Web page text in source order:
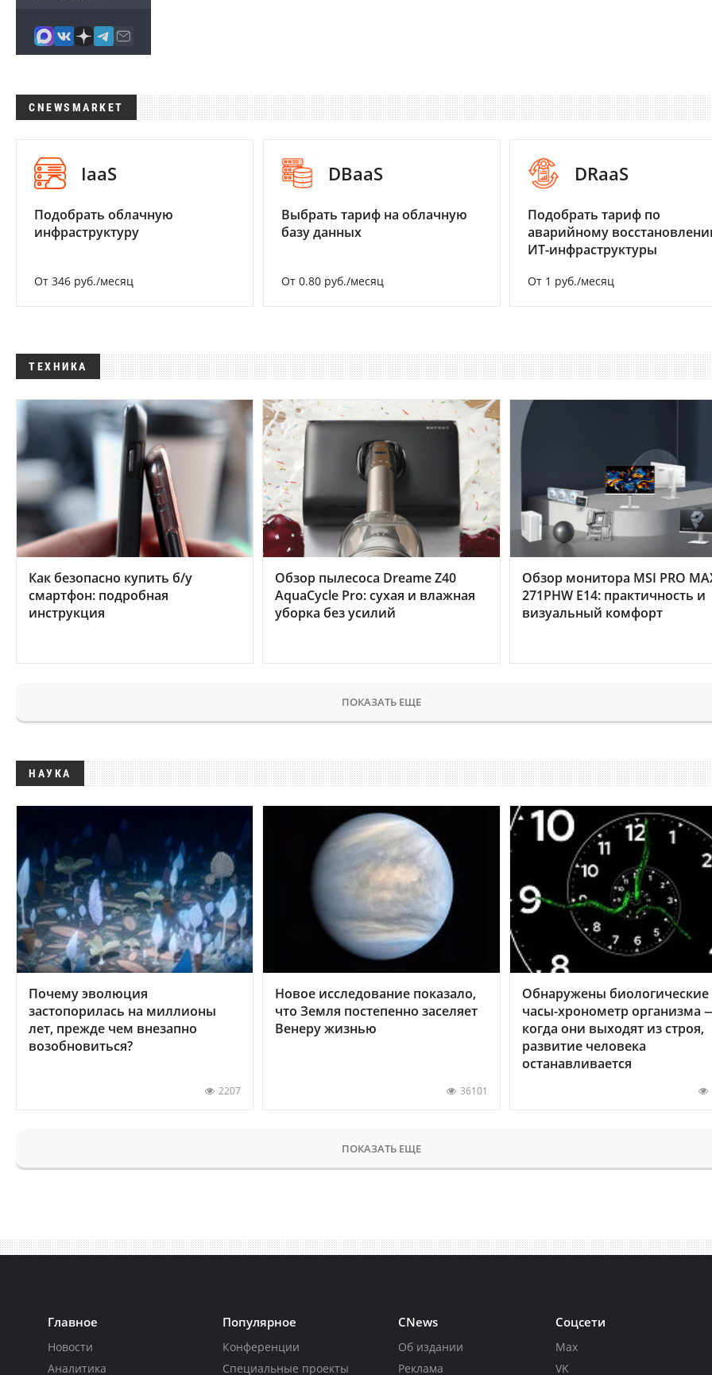
CNEWSMARKET
IaaS
Подобрать облачную
инфраструктуру
От 346 руб./месяц
DBaaS
Выбрать тариф на облачную
базу данных
От 0.80 руб./месяц
DRaaS
Подобрать тариф по
аварийному
ИТ-инфраструктуры
От 1 руб./месяц
ТЕХНИКА
Как безопасно купить б/у
смартфон: подробная
инструкция
Обзор пылесоса Dreame Z40
AquaCycle Pro: сухая и влажная
уборка без усилий
Обзор монитора MSI PRO
271PHW E14: практичность и
визуальный комфорт
ПОКАЗАТЬ ЕЩЕ
НАУКА
Почему эволюция
застопорилась на миллионы
лет, прежде чем внезапно
возобновиться?
2207
Новое исследование показало,
что Земля постепенно заселяет
Венеру жизнью
36101
Обнаружены биологические
часы-хронометр организма
когда они выходят из строя,
развитие человека
останавливается
ПОКАЗАТЬ ЕЩЕ
Главное
Новости
Аналитика
Популярное
Конференции
Специальные проекты
CNews
Об издании
Реклама
Соцсети
Max
VK